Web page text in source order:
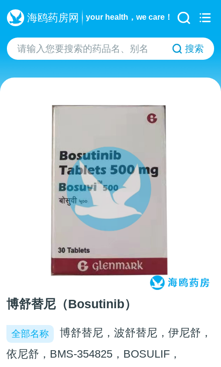
海鸥药房网 your health，we care！
搜索
博舒替尼（Bosutinib）
全部名称
博舒替尼，波舒替尼，伊尼舒，
依尼舒，BMS-354825，BOSULIF，